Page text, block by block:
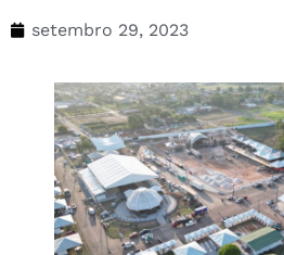
setembro 29, 2023